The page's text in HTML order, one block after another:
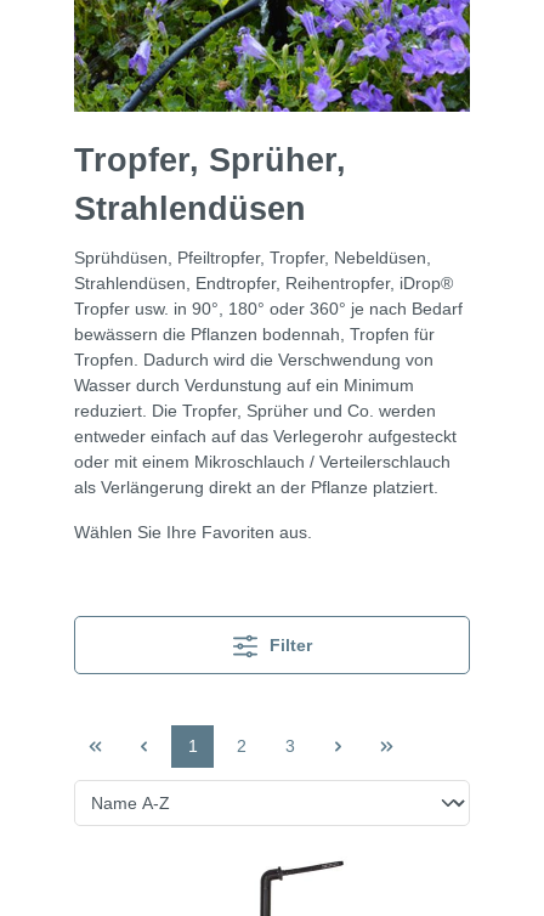
Tropfer, Sprüher,
Strahlendüsen
Sprühdüsen, Pfeiltropfer, Tropfer, Nebeldüsen,
Strahlendüsen, Endtropfer, Reihentropfer, iDrop®
Tropfer usw. in 90°, 180° oder 360° je nach Bedarf
bewässern die Pflanzen bodennah, Tropfen für
Tropfen. Dadurch wird die Verschwendung von
Wasser durch Verdunstung auf ein Minimum
reduziert. Die Tropfer, Sprüher und Co. werden
entweder einfach auf das Verlegerohr aufgesteckt
oder mit einem Mikroschlauch / Verteilerschlauch
als Verlängerung direkt an der Pflanze platziert.
Wählen Sie Ihre Favoriten aus.
Filter
1 2 3